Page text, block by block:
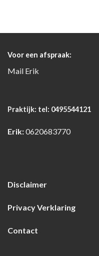
Voor een afspraak:
Mail Erik
Praktijk: tel: 0495544121
Erik:0620683770
Disclaimer
Privacy Verklaring
Contact